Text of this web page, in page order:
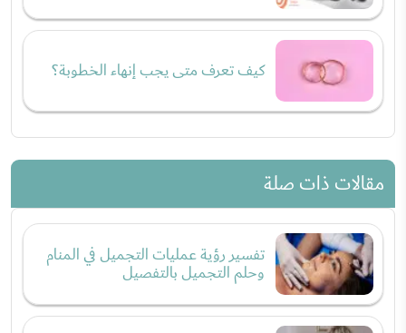
كيف تعرف متى يجب إنهاء الخطوبة؟
مقالات ذات صلة
تفسير رؤية عمليات التجميل في المنام
وحلم التجميل بالتفصيل